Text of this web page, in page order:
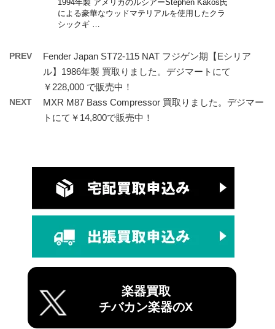
1994年製 アメリカのルシアーStephen Kakos氏
による豪華なウッドマテリアルを使用したクラ
シックギ …
PREV
Fender Japan ST72-115 NAT フジゲン期【Eシリア
ル】1986年製 買取りました。デジマートにて
￥228,000 で販売中！
NEXT
MXR M87 Bass Compressor 買取りました。デジマー
トにて￥14,800で販売中！
楽器買取
チバカン楽器のX